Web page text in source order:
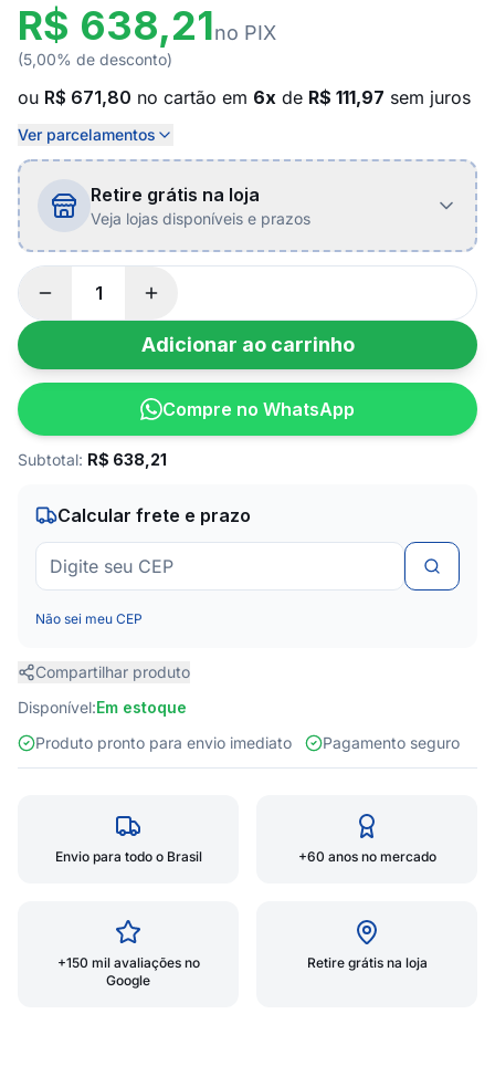
R$ 638,21no PIX
(5,00% de desconto)
ou R$ 671,80 no cartão em 6x de R$ 111,97 sem juros
Ver parcelamentos
Retire grátis na loja
Veja lojas disponíveis e prazos
Adicionar ao carrinho
Compre no WhatsApp
Subtotal: R$ 638,21
Calcular frete e prazo
Não sei meu CEP
Compartilhar produto
Disponível:Em estoque
Produto pronto para envio imediato
Pagamento seguro
Envio para todo o Brasil +60 anos no mercado
+150 mil avaliações no
Google
Retire grátis na loja